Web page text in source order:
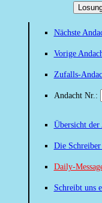
Nächste
Vorige
Zufalls-
Andacht Nr.:
Übersicht der
Die
Daily-
Schreibt uns